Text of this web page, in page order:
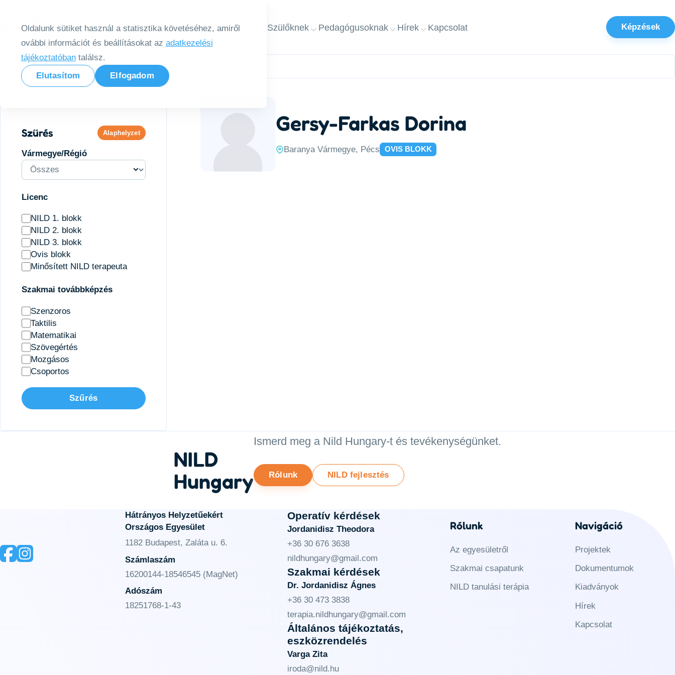
Oldalunk sütiket használ a statisztika követéséhez, amiről
ovábbi információt és beállításokat az adatkezelési
tájékoztatóbantalálsz.
Elutasítom
Elfogadom
KezdőlapRólunk Szülőknek Pedagógusoknak Hírek Kapcsolat Képzések
Nild Hungary Terapeuták Gersy-Farkas Dorina
Gersy-Farkas Dorina
Baranya Vármegye, Pécs OVIS BLOKK
Szűrés Alaphelyzet
Vármegye/Régió
Licenc
NILD 1. blokk
NILD 2. blokk
NILD 3. blokk
Ovis blokk
Minősített NILD terapeuta
Szakmai továbbképzés
Szenzoros
Taktilis
Matematikai
Szövegértés
Mozgásos
Csoportos
Szűrés
NILD
Hungary
Ismerd meg a Nild Hungary-t és tevékenységünket.
Rólunk NILD fejlesztés
Hátrányos Helyzetűekért
Országos Egyesület
1182 Budapest, Zaláta u. 6.
Számlaszám
16200144-18546545 (MagNet)
Adószám
18251768-1-43
Operatív kérdések
Jordanidisz Theodora
+36 30 676 3638
nildhungary@gmail.com
Szakmai kérdések
Dr. Jordanidisz Ágnes
+36 30 473 3838
terapia.nildhungary@gmail.com
Általános tájékoztatás,
eszközrendelés
Varga Zita
iroda@nild.hu
Rólunk
Az egyesületről
Szakmai csapatunk
NILD tanulási terápia
Navigáció
Projektek
Dokumentumok
Kiadványok
Hírek
Kapcsolat